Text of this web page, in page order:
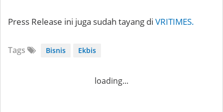
Press Release ini juga sudah tayang di VRITIMES.
Tags Bisnis Ekbis
loading...